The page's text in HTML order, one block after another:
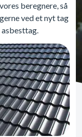
beregnere, så
ved et nyt tag